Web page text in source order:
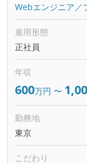
Webエンジニア／
雇用形態
正社員
年収
600万円 〜
勤務地
東京
こだわり